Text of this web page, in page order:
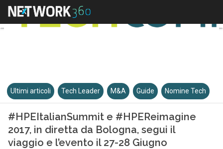
Ultimi articoli Tech Leader M&A Guide Nomine Tech
#HPEItalianSummit e #HPEReimagine
2017, in diretta da Bologna, segui il
viaggio e l’evento il 27-28 Giugno